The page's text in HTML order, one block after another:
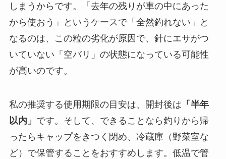
しまうからです。「去年の残りが車の中にあった
から使おう」というケースで「全然釣れない」と
なるのは、この粒の劣化が原因で、針にエサがつ
いていない「空バリ」の状態になっている可能性
が高いのです。
私の推奨する使用期限の目安は、開封後は 「半年
以内」 です。そして、できることなら釣りから帰
ったらキャップをきつく閉め、冷蔵庫（野菜室な
ど）で保管することをおすすめします。低温で管